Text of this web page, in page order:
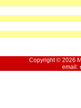
Copyright © 2026
email: